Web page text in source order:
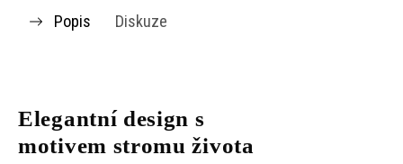
Popis Diskuze
Elegantní design s
motivem stromu života